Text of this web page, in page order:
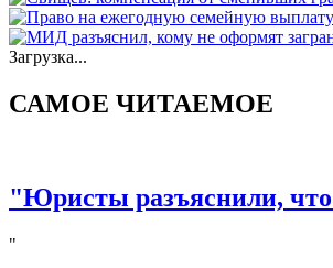
Загрузка...
САМОЕ ЧИТАЕМОЕ
"Юристы разъяснили, что
"